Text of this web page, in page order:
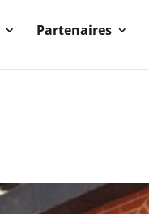
Partenaires